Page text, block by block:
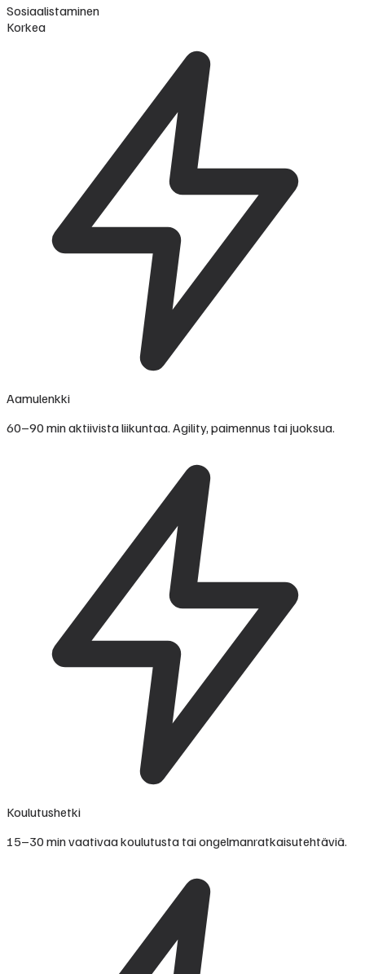
Sosiaalistaminen
Korkea
Aamulenkki
60–90 min aktiivista liikuntaa. Agility, paimennus tai juoksua.
Koulutushetki
15–30 min vaativaa koulutusta tai ongelmanratkaisutehtäviä.